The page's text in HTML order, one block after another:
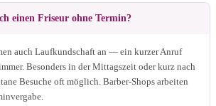
einen Friseur ohne Termin?
auch Laufkundschaft an — ein kurzer Anruf
Besonders in der Mittagszeit oder kurz nach
Besuche oft möglich. Barber-Shops arbeiten